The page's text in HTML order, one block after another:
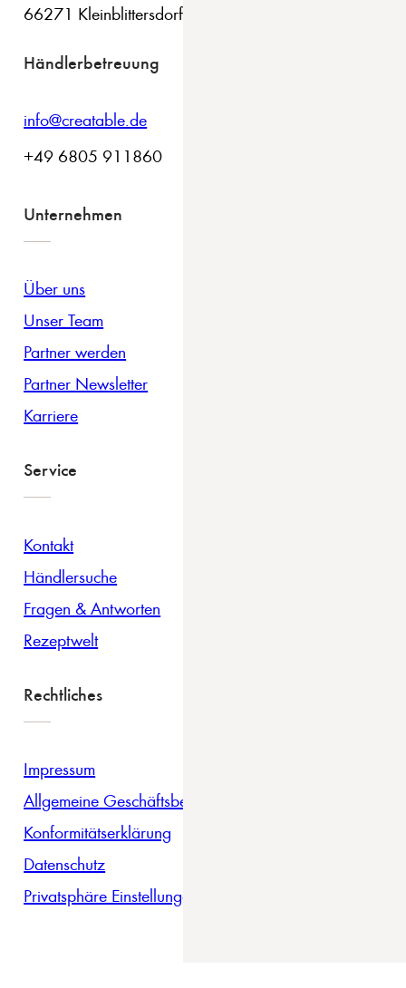
66271 Kleinblittersdorf
Händlerbetreuung
info@creatable.de
+49 6805 911860
Unternehmen
Über uns
Unser Team
Partner werden
Partner Newsletter
Karriere
Service
Kontakt
Händlersuche
Fragen & Antworten
Rezeptwelt
Rechtliches
Impressum
Allgemeine Geschäftsbedingungen
Konformitätserklärung
Datenschutz
Privatsphäre Einstellungen